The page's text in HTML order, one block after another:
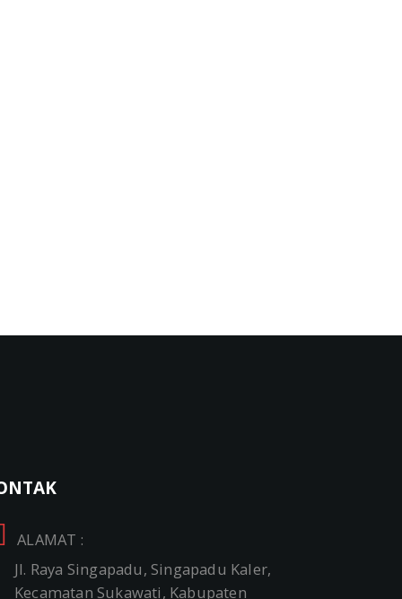
ALAMAT :
Jl. Raya Singapadu, Singapadu Kaler,
Kecamatan Sukawati, Kabupaten